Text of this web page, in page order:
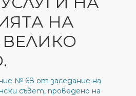
НА
№ 68 от заседание на
съвет, проведено на